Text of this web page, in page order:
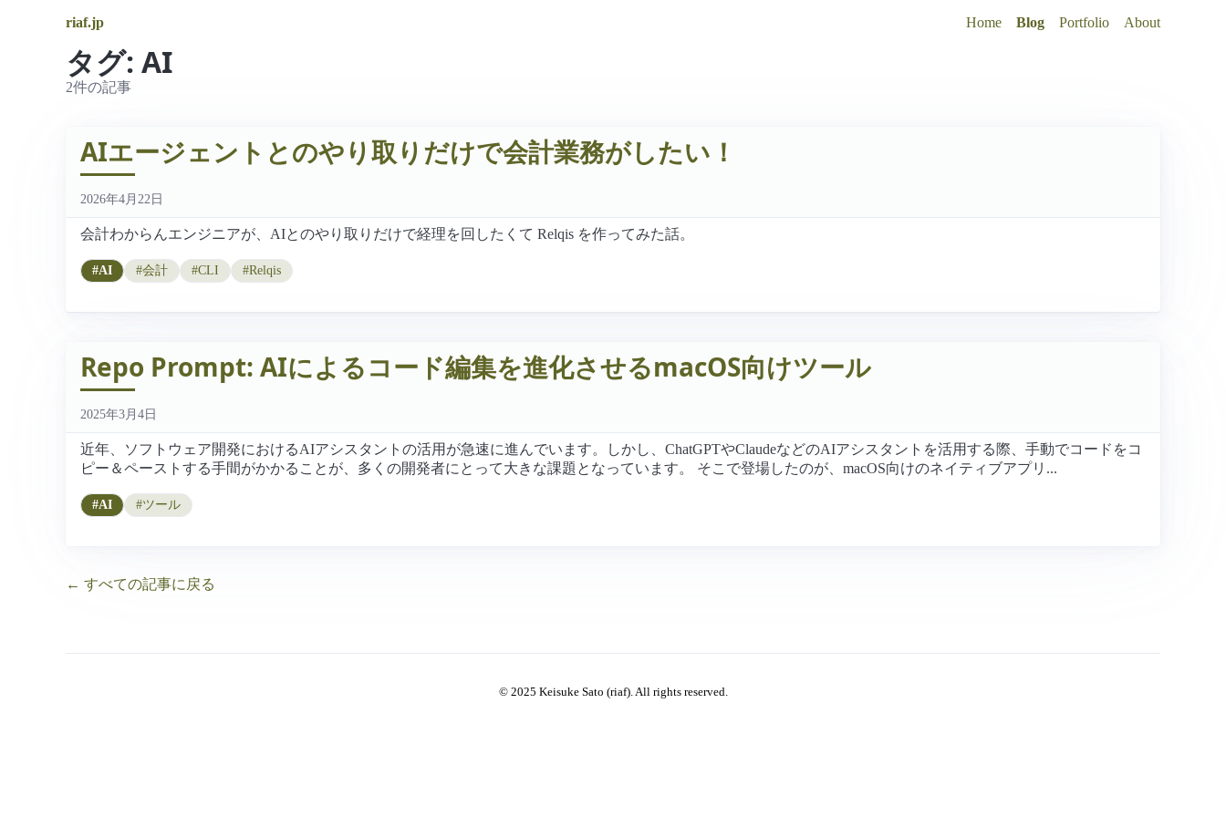
riaf.jp Home Blog Portfolio About
タグ: AI
2件の記事
AIエージェントとのやり取りだけで会計業務がしたい！
2026年4月22日
会計わからんエンジニアが、AIとのやり取りだけで経理を回したくて Relqis を作ってみた話。
#AI #会計 #CLI #Relqis
Repo Prompt: AIによるコード編集を進化させるmacOS向けツール
2025年3月4日
近年、ソフトウェア開発におけるAIアシスタントの活用が急速に進んでいます。しかし、ChatGPTやClaudeなどのAIアシスタントを活用する際、手動でコードをコ
ピー＆ペーストする手間がかかることが、多くの開発者にとって大きな課題となっています。 そこで登場したのが、macOS向けのネイティブアプリ...
#AI #ツール
← すべての記事に戻る
© 2025 Keisuke Sato (riaf). All rights reserved.